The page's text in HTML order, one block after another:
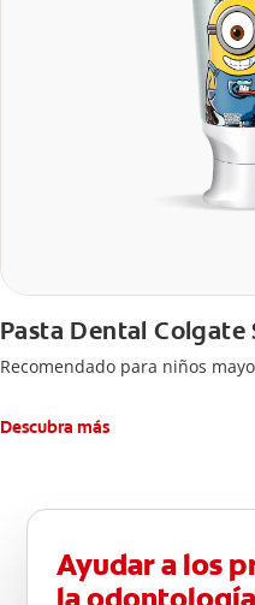
Pasta Dental Colgate
Recomendado para niños
Descubra más
Ayudar a los